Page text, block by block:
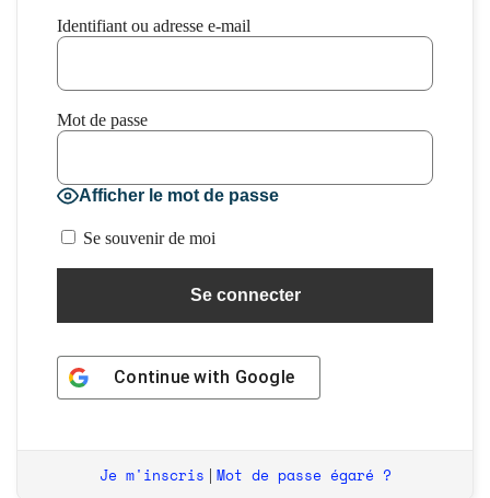
Identifiant ou adresse e-mail
Mot de passe
Afficher le mot de passe
Se souvenir de moi
Continue with Google
Je m'inscris | Mot de passe égaré ?